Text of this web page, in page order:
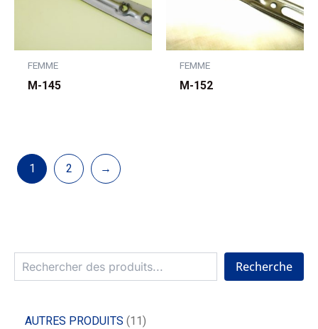
Recherche
AUTRES PRODUITS 11
FEMME
M-145
FEMME
M-152
1 2 →